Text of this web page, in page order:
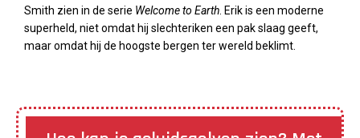
Smith zien in de serie Welcome to Earth . Erik is een moderne
superheld, niet omdat hij slechteriken een pak slaag geeft,
maar omdat hij de hoogste bergen ter wereld beklimt.